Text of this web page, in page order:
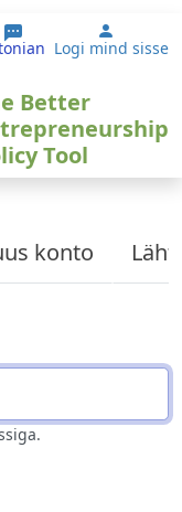
User
Logi mind sisse
Better
Tool
konto